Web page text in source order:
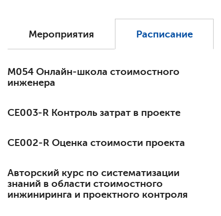
Мероприятия Расписание
М054 Онлайн-школа стоимостного
инженера
СЕ003-R Контроль затрат в проекте
СЕ002-R Оценка стоимости проекта
Авторский курс по систематизации
знаний в области стоимостного
инжиниринга и проектного контроля